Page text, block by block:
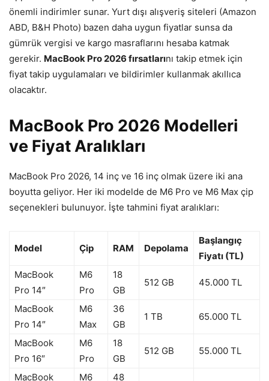
önemli indirimler sunar. Yurt dışı alışveriş siteleri (Amazon
ABD, B&H Photo) bazen daha uygun fiyatlar sunsa da
gümrük vergisi ve kargo masraflarını hesaba katmak
gerekir. MacBook Pro 2026 fırsatlarını takip etmek için
fiyat takip uygulamaları ve bildirimler kullanmak akıllıca
olacaktır.
MacBook Pro 2026 Modelleri
ve Fiyat Aralıkları
MacBook Pro 2026, 14 inç ve 16 inç olmak üzere iki ana
boyutta geliyor. Her iki modelde de M6 Pro ve M6 Max çip
seçenekleri bulunuyor. İşte tahmini fiyat aralıkları:
Model Çip RAM Depolama
Başlangıç
Fiyatı (TL)
MacBook
Pro 14″
M6
Pro
18
GB
512 GB 45.000 TL
MacBook
Pro 14″
M6
Max
36
GB
1 TB 65.000 TL
MacBook
Pro 16″
M6
Pro
18
GB
512 GB 55.000 TL
MacBook M6 48